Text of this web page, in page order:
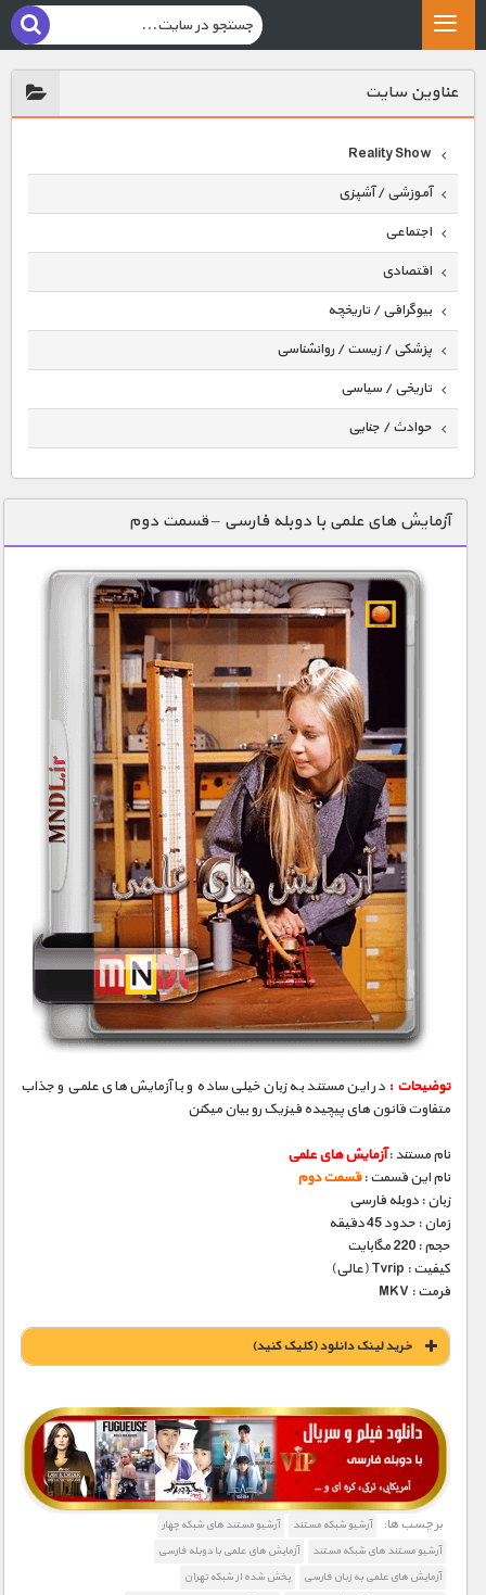
عناوين سايت
Reality Show
آموزشی / آشپزی
اجتماعی
اقتصادی
بیوگرافی / تاریخچه
پزشکی / زیست / روانشناسی
تاریخی / سیاسی
حوادث / جنایی
دنیای خوراکی ها
زمین شناسی / محیط زیست
سازه/ معماری/ مهندسی
سرگرمی
علم و فناوری
فرهنگ / هنر
کیهان / نجوم
گردشگری
ماورایی
مسابقات / ورزشی
مستند های اختصاصی
آزمایش های علمی با دوبله فارسی – قسمت دوم
توضیحات :در این مستند به زبان خیلی ساده و با آزمایش های علمی و جذاب
متفاوت قانون های پیچیده فیزیک رو بیان میکنن
نام مستند :آزمایش های علمی
نام این قسمت :قسمت دوم
زبان : دوبله فارسی
زمان : حدود 45 دقیقه
حجم : 220 مگابایت
کیفیت : Tvrip (عالی)
فرمت : MKV
خريد لينک دانلود (کليک کنيد)
1900 تومان – خريد لينک دانلود (افزودن به سبد خريد)
برچسب ها: آرشیو شبکه مستند
آرشیو مستند های شبکه چهار
آرشیو مستند های شبکه مستند
آزمایش های علمی با دوبله فارسی
آزمایش های علمی به زبان فارسی
پخش شده از شبکه تهران